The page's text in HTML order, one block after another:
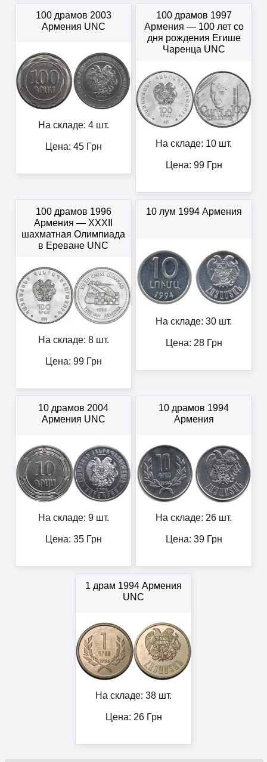
100 драмов 2003
Армения UNC
На складе: 4 шт.
Цена: 45Грн
100 драмов 1997
Армения — 100 лет со
дня рождения Егише
Чаренца UNC
На складе: 10 шт.
Цена: 99Грн
100 драмов 1996
Армения — XXXII
шахматная Олимпиада
в Ереване UNC
На складе: 8 шт.
Цена: 99Грн
10 лум 1994 Армения
На складе: 30 шт.
Цена: 28Грн
10 драмов 2004
Армения UNC
На складе: 9 шт.
Цена: 35Грн
10 драмов 1994
Армения
На складе: 26 шт.
Цена: 39Грн
1 драм 1994 Армения
UNC
На складе: 38 шт.
Цена: 26Грн